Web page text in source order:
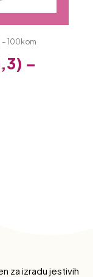
– 100kom
–
za izradu jestivih